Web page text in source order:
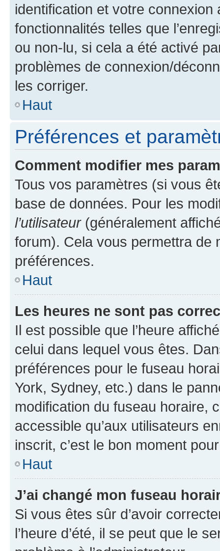
identification et votre
fonctionnalités telles que
ou non-lu, si cela a été activé
problèmes de connexion/
les corriger.
Haut
Préférences et
Comment modifier mes
Tous vos paramètres (si vous
base de données. Pour les
l’utilisateur(généralement
forum). Cela vous permettra de
préférences.
Haut
Les heures ne sont pas
Il est possible que l’heure
celui dans lequel vous êtes.
préférences pour le fuseau
York, Sydney, etc.) dans le
modification du fuseau horaire,
accessible qu’aux utilisateurs
inscrit, c’est le bon moment
Haut
J’ai changé mon fuseau
Si vous êtes sûr d’avoir
l’heure d’été, il se peut que le